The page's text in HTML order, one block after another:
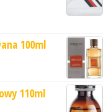
100ml
110ml